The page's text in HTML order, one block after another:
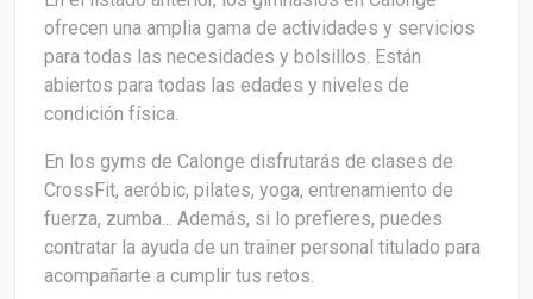
ofrecen una amplia gama de actividades y servicios
para todas las necesidades y bolsillos. Están
abiertos para todas las edades y niveles de
condición física.
En los gyms de Calonge disfrutarás de clases de
CrossFit, aeróbic, pilates, yoga, entrenamiento de
fuerza, zumba... Además, si lo prefieres, puedes
contratar la ayuda de un trainer personal titulado para
acompañarte a cumplir tus retos.